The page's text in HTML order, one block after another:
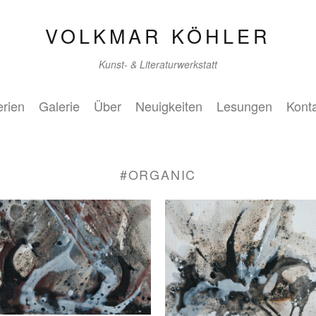
VOLKMAR KÖHLER
Kunst- & Literaturwerkstatt
Galerie Über Neuigkeiten Lesungen
#ORGANIC